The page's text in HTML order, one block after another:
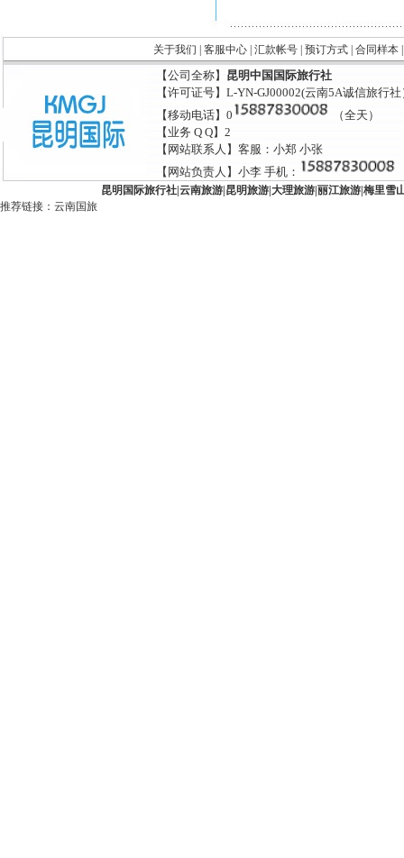
关于我们 客服中心| 汇款帐号| 预订方式| 合同样本
【公司全称】 昆明中国国际旅行社
【许可证号】L-YN-GJ00002(云南5A诚信旅行社
【移动电话】0
（全天）
【业务 Q Q】2
【网站联系人】客服：小郑 小张
【网站负责人】小李 手机：
昆明国际旅行社| 云南旅游| 昆明旅游| 大理旅游| 丽江旅游| 梅里雪
推荐链接： 云南国旅